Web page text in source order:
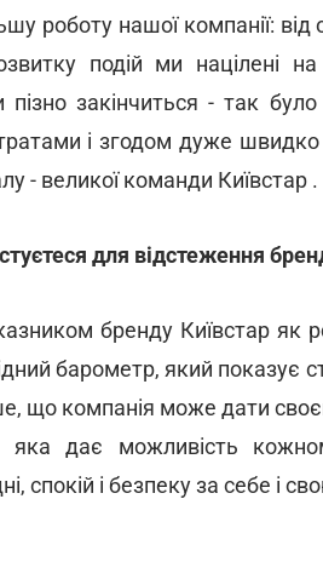
роботу нашої компанії:
подій ми націлені
пізно закінчиться - так
і згодом дуже швидко
- великої команди Київстар .
для відстеження
бренду Київстар як
барометр, який показує
що компанія може дати
дає можливість
спокій і безпеку за себе і